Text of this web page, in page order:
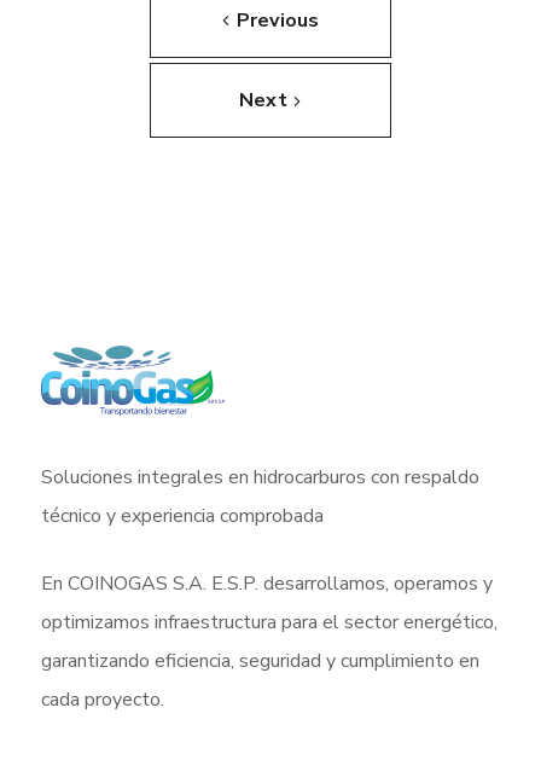
Previous
Next
Soluciones integrales en hidrocarburos con respaldo
técnico y experiencia comprobada
En COINOGAS S.A. E.S.P. desarrollamos, operamos y
optimizamos infraestructura para el sector energético,
garantizando eficiencia, seguridad y cumplimiento en
cada proyecto.